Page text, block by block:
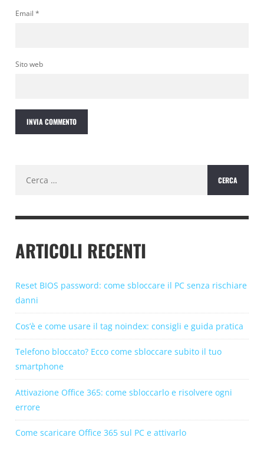
Email *
Sito web
per:
ARTICOLI RECENTI
Reset BIOS password: come sbloccare il PC senza rischiare
danni
Cos’è e come usare il tag noindex: consigli e guida pratica
Telefono bloccato? Ecco come sbloccare subito il tuo
smartphone
Attivazione Office 365: come sbloccarlo e risolvere ogni
errore
Come scaricare Office 365 sul PC e attivarlo